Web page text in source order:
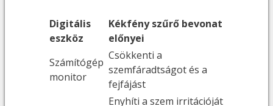
Digitális
eszköz
Kékfény szűrő bevonat
előnyei
Számítógép
monitor
Csökkenti a
szemfáradtságot és a
fejfájást
Enyhíti a szem irritációját